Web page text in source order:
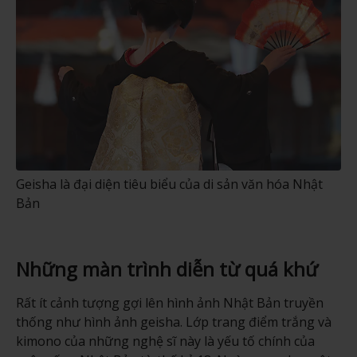
Geisha là đại diện tiêu biểu của di sản văn hóa Nhật
Bản
Những màn trình diễn từ quá khứ
Rất ít cảnh tượng gợi lên hình ảnh Nhật Bản truyền
thống như hình ảnh geisha. Lớp trang điểm trắng và
kimono của những nghệ sĩ này là yếu tố chính của